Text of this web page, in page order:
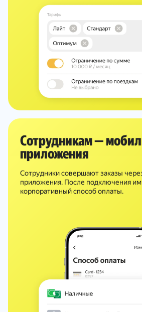
Сотрудникам —
приложения
Сотрудники совершают заказы
приложения. После подключения им
корпоративный способ оплаты.